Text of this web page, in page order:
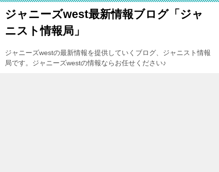
ジャニーズwest最新情報ブログ「ジャ
ニスト情報局」
ジャニーズwestの最新情報を提供していくブログ、ジャニスト情報
局です。ジャニーズwestの情報ならお任せください♪